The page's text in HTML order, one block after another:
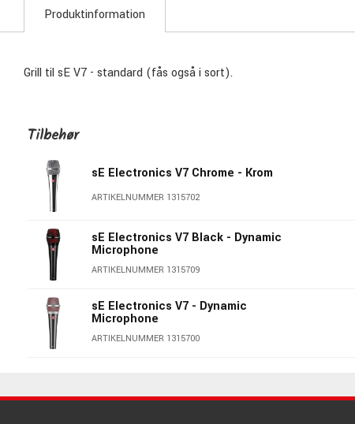
Produktinformation
Grill til sE V7 - standard (fås også i sort).
Tilbehør
sE Electronics V7 Chrome - Krom
ARTIKELNUMMER 1315702
sE Electronics V7 Black - Dynamic
Microphone
ARTIKELNUMMER 1315709
sE Electronics V7 - Dynamic
Microphone
ARTIKELNUMMER 1315700
ARTIKELNUMMER 1315782